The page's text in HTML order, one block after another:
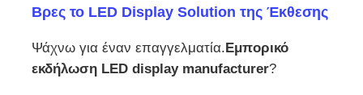
Βρες το LED Display Solution της Έκθεσης
Ψάχνω για έναν επαγγελματία. Εμπορικό
εκδήλωση LED display manufacturer?